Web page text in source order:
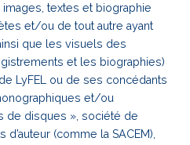
textes et biographie
et/ou de tout autre ayant
que les visuels des
et les biographies)
LyFEL ou de ses concédants
et/ou
de disques », société de
(comme la SACEM),